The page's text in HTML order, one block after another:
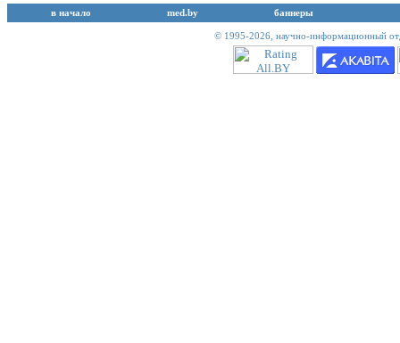
в начало med.by баннеры
© 1995-2026, научно-информационный